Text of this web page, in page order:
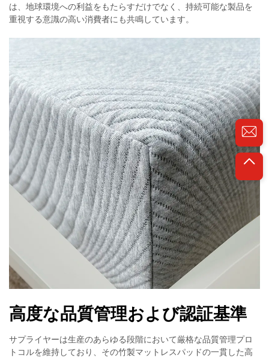
は、地球環境への利益をもたらすだけでなく、持続可能な製品を
重視する意識の高い消費者にも共鳴しています。
高度な品質管理および認証基準
サプライヤーは生産のあらゆる段階において厳格な品質管理プロ
トコルを維持しており、その竹製マットレスパッドの一貫した高